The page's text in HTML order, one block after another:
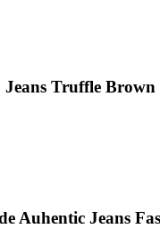
Truffle Brown
Auhentic Jeans